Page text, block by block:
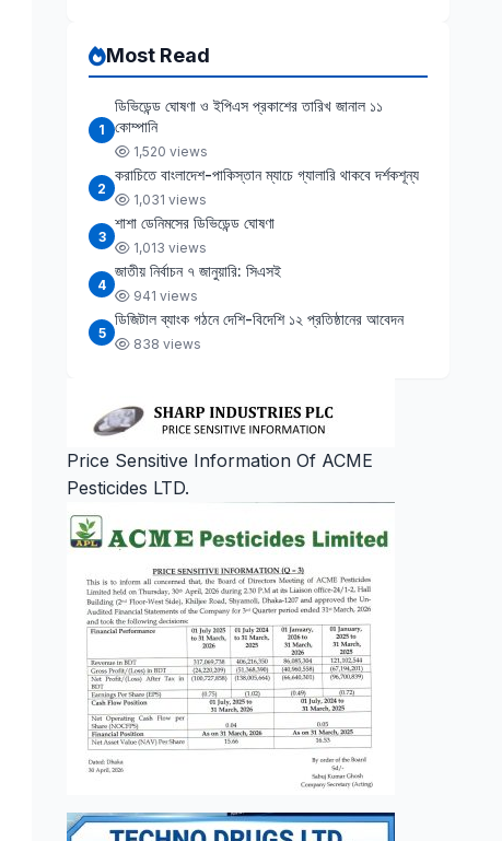
Most Read
1
ডিভিডেন্ড ঘোষণা ও ইপিএস প্রকাশের তারিখ জানাল ১১
কোম্পানি
1,520 views
2
করাচিতে বাংলাদেশ-পাকিস্তান ম্যাচে গ্যালারি থাকবে দর্শকশূন্য
1,031 views
3
শাশা ডেনিমসের ডিভিডেন্ড ঘোষণা
1,013 views
4
জাতীয় নির্বাচন ৭ জানুয়ারি: সিএসই
941 views
5
ডিজিটাল ব্যাংক গঠনে দেশি-বিদেশি ১২ প্রতিষ্ঠানের আবেদন
838 views
Price Sensitive Information Of ACME
Pesticides LTD.